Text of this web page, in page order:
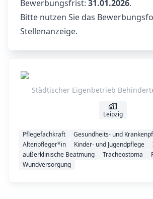
Bewerbungsfrist: 31.01.2026.
Bitte nutzen Sie das
Stellenanzeige.
Städtischer Eigenbetrieb
Leipzig
Pflegefachkraft
Gesundheits- und
Altenpfleger*in
Kinder- und Jugendpflege
außerklinische Beatmung
Tracheostoma
Wundversorgung